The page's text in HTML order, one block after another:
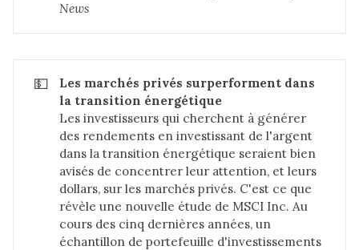
News
💵
Les marchés privés surperforment dans
la transition énergétique
Les investisseurs qui cherchent à générer
des rendements en investissant de l'argent
dans la transition énergétique seraient bien
avisés de concentrer leur attention, et leurs
dollars, sur les marchés privés. C'est ce que
révèle une nouvelle étude de MSCI Inc. Au
cours des cinq dernières années, un
échantillon de portefeuille d'investissements